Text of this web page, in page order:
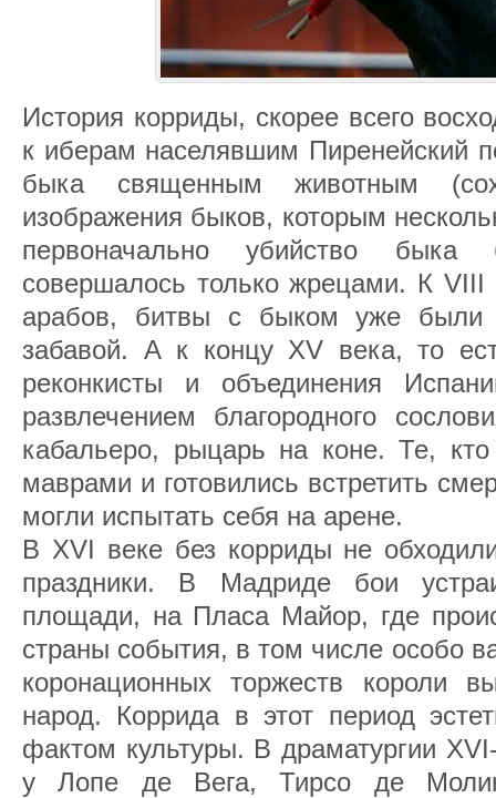
История корриды, скорее всего
к иберам населявшим Пиренейский
быка священным животным
изображения быков, которым
первоначально убийство
совершалось только жрецами. К VIII
арабов, битвы с быком уже были
забавой. А к концу XV века, то
реконкисты и объединения
развлечением благородного
кабальеро, рыцарь на коне. Те,
маврами и готовились встретить
могли испытать себя на арене.
В XVI веке без корриды не
праздники. В Мадриде бои
площади, на Пласа Майор, где
страны события, в том числе особо
коронационных торжеств короли
народ. Коррида в этот период
фактом культуры. В драматургии
у Лопе де Вега, Тирсо де